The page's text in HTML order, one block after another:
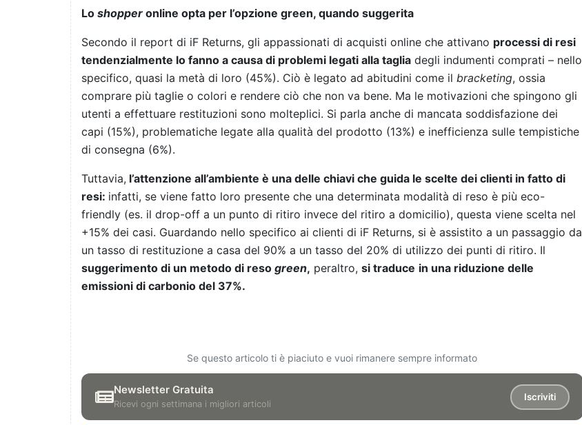
Lo shopper online opta per l’opzione green, quando suggerita
Secondo il report di iF Returns, gli appassionati di acquisti online che attivano processi di resi
tendenzialmente lo fanno a causa di problemi legati alla taglia degli indumenti comprati – nello
specifico, quasi la metà di loro (45%). Ciò è legato ad abitudini come il bracketing, ossia
comprare più taglie o colori e rendere ciò che non va bene. Ma le motivazioni che spingono gli
utenti a effettuare restituzioni sono molteplici. Si parla anche di mancata soddisfazione dei
capi (15%), problematiche legate alla qualità del prodotto (13%) e inefficienza sulle tempistiche
di consegna (6%).
Tuttavia, l’attenzione all’ambiente è una delle chiavi che guida le scelte dei clienti in fatto di
resi: infatti, se viene fatto loro presente che una determinata modalità di reso è più eco-
friendly (es. il drop-off a un punto di ritiro invece del ritiro a domicilio), questa viene scelta nel
+15% dei casi. Guardando nello specifico ai clienti di iF Returns, si è assistito a un passaggio da
un tasso di restituzione a casa del 90% a un tasso del 20% di utilizzo dei punti di ritiro. Il
suggerimento di un metodo di reso green, peraltro, si traduce in una riduzione delle
emissioni di carbonio del 37%.
Se questo articolo ti è piaciuto e vuoi rimanere sempre informato
Newsletter Gratuita
Ricevi ogni settimana i migliori articoli
Iscriviti